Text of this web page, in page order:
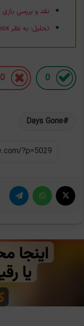
نقد و بررسی بازی Mini Ninjas؛ ماجراجویی نینجاهای کوچک
تحلیل: به نظر Xbox در بهترین موقعیت خود قرار دارد
0
0
Days Gone